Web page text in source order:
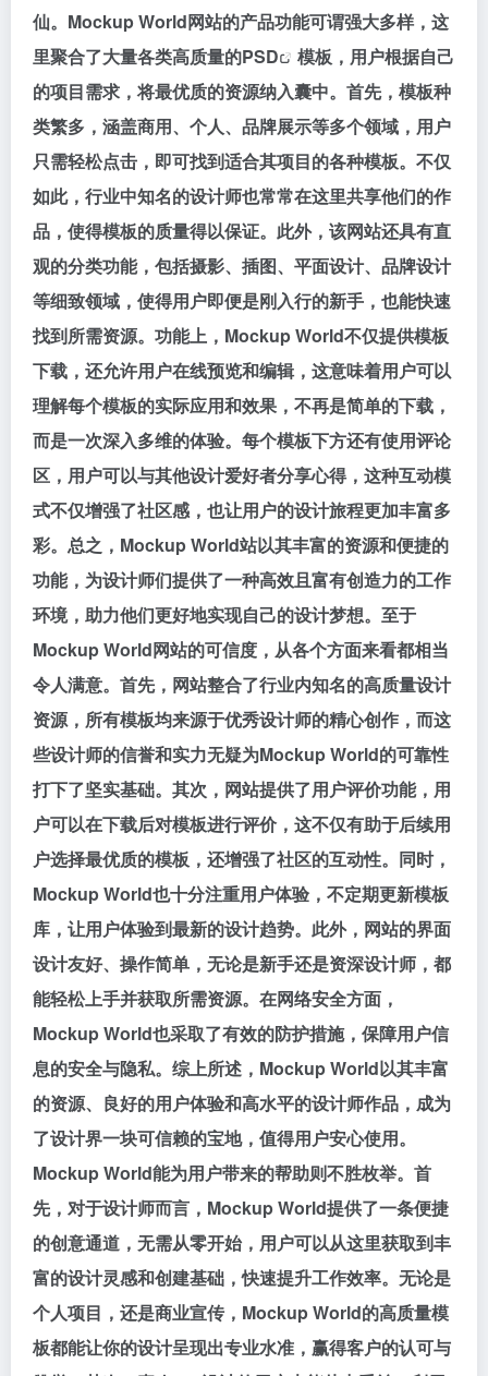
仙。Mockup World网站的产品功能可谓强大多样，这
里聚合了大量各类高质量的PSD
模板，用户根据自己
的项目需求，将最优质的资源纳入囊中。首先，模板种
类繁多，涵盖商用、个人、品牌展示等多个领域，用户
只需轻松点击，即可找到适合其项目的各种模板。不仅
如此，行业中知名的设计师也常常在这里共享他们的作
品，使得模板的质量得以保证。此外，该网站还具有直
观的分类功能，包括摄影、插图、平面设计、品牌设计
等细致领域，使得用户即便是刚入行的新手，也能快速
找到所需资源。功能上，Mockup World不仅提供模板
下载，还允许用户在线预览和编辑，这意味着用户可以
理解每个模板的实际应用和效果，不再是简单的下载，
而是一次深入多维的体验。每个模板下方还有使用评论
区，用户可以与其他设计爱好者分享心得，这种互动模
式不仅增强了社区感，也让用户的设计旅程更加丰富多
彩。总之，Mockup World站以其丰富的资源和便捷的
功能，为设计师们提供了一种高效且富有创造力的工作
环境，助力他们更好地实现自己的设计梦想。至于
Mockup World网站的可信度，从各个方面来看都相当
令人满意。首先，网站整合了行业内知名的高质量设计
资源，所有模板均来源于优秀设计师的精心创作，而这
些设计师的信誉和实力无疑为Mockup World的可靠性
打下了坚实基础。其次，网站提供了用户评价功能，用
户可以在下载后对模板进行评价，这不仅有助于后续用
户选择最优质的模板，还增强了社区的互动性。同时，
Mockup World也十分注重用户体验，不定期更新模板
库，让用户体验到最新的设计趋势。此外，网站的界面
设计友好、操作简单，无论是新手还是资深设计师，都
能轻松上手并获取所需资源。在网络安全方面，
Mockup World也采取了有效的防护措施，保障用户信
息的安全与隐私。综上所述，Mockup World以其丰富
的资源、良好的用户体验和高水平的设计师作品，成为
了设计界一块可信赖的宝地，值得用户安心使用。
Mockup World能为用户带来的帮助则不胜枚举。首
先，对于设计师而言，Mockup World提供了一条便捷
的创意通道，无需从零开始，用户可以从这里获取到丰
富的设计灵感和创建基础，快速提升工作效率。无论是
个人项目，还是商业宣传，Mockup World的高质量模
板都能让你的设计呈现出专业水准，赢得客户的认可与